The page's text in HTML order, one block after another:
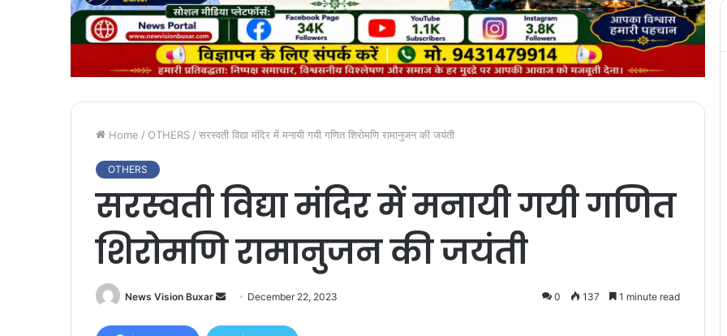
Home / OTHERS / सरस्वती विद्या मंदिर में मनायी गयी गणित शिरोमणि रामानुजन की जयंती
OTHERS
सरस्वती विद्या मंदिर में मनायी गयी गणित
शिरोमणि रामानुजन की जयंती
News Vision Buxar December 22, 2023 0 137 1 minute read